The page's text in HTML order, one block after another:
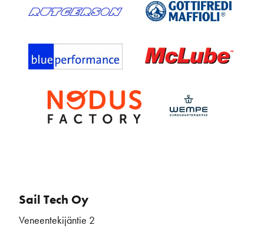
Sail Tech Oy
Veneentekijäntie 2